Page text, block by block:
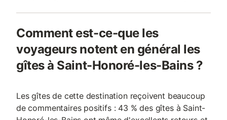
Comment est-ce-que les
voyageurs notent en général les
gîtes à Saint-Honoré-les-Bains ?
Les gîtes de cette destination reçoivent beaucoup
de commentaires positifs : 43 % des gîtes à Saint-